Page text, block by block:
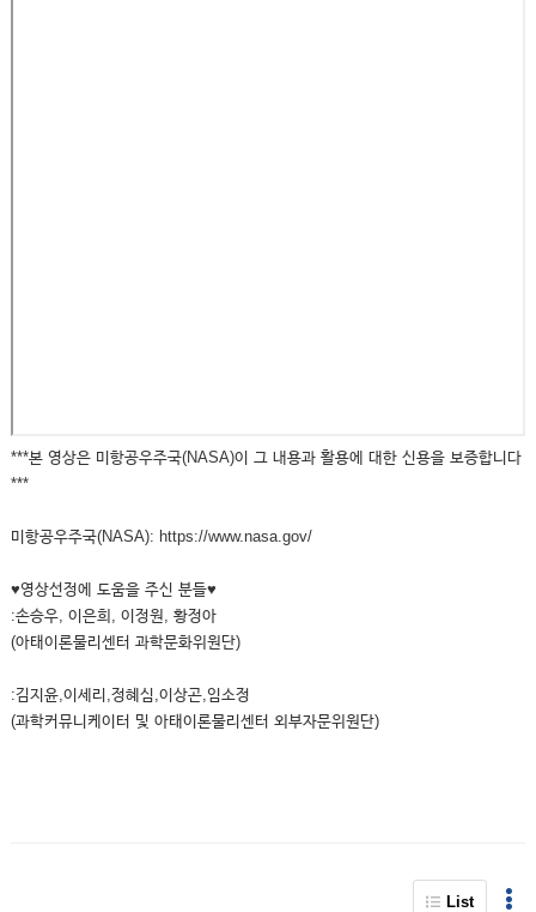
***본 영상은 미항공우주국(NASA)이 그 내용과 활용에 대한 신용을 보증합니다
***
미항공우주국(NASA): https://www.nasa.gov/
♥영상선정에 도움을 주신 분들♥
:손승우, 이은희, 이정원, 황정아
(아태이론물리센터 과학문화위원단)
:김지윤,이세리,정혜심,이상곤,임소정
(과학커뮤니케이터 및 아태이론물리센터 외부자문위원단)
List